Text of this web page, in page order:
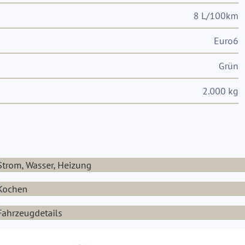
8 L/100km
Euro6
Grün
2.000 kg
Wasser, Heizung